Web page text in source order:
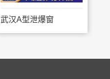
武汉A型泄爆窗